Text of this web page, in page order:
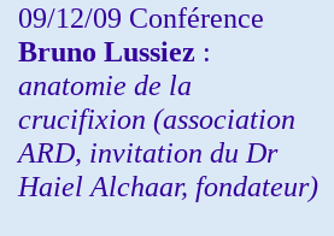
09/12/09 Conférence
Bruno Lussiez :
anatomie de la
crucifixion (association
ARD, invitation du Dr
Haiel Alchaar, fondateur)